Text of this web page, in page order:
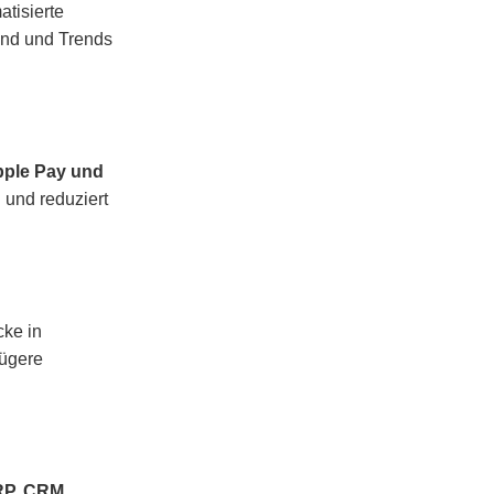
und Trends
Pay und
reduziert
in